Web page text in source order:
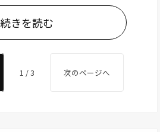
続きを読む
1 / 3 次のページへ